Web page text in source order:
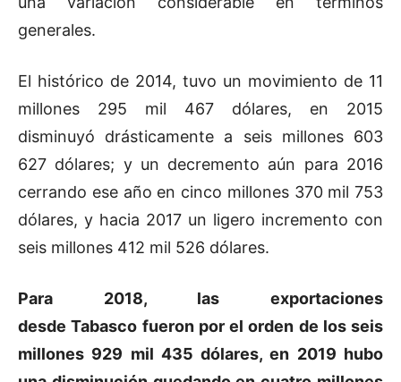
generales.
El histórico de 2014, tuvo un movimiento de 11
millones 295 mil 467 dólares, en 2015
disminuyó drásticamente a seis millones 603
627 dólares; y un decremento aún para 2016
cerrando ese año en cinco millones 370 mil 753
dólares, y hacia 2017 un ligero incremento con
seis millones 412 mil 526 dólares.
Para 2018, las exportaciones
desde Tabasco fueron por el orden de los seis
millones 929 mil 435 dólares, en 2019 hubo